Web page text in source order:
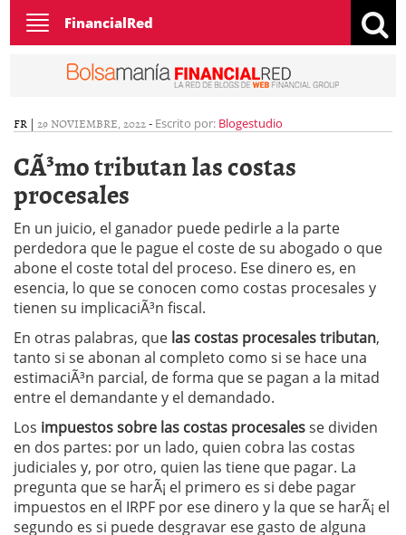
Toggle
navigation
FinancialRed
FR | 29 NOVIEMBRE, 2022- Escrito por: Blogestudio
CÃ³mo tributan las costas
procesales
En un juicio, el ganador puede pedirle a la parte
perdedora que le pague el coste de su abogado o que
abone el coste total del proceso. Ese dinero es, en
esencia, lo que se conocen como costas procesales y
tienen su implicaciÃ³n fiscal.
En otras palabras, que las costas procesales tributan,
tanto si se abonan al completo como si se hace una
estimaciÃ³n parcial, de forma que se pagan a la mitad
entre el demandante y el demandado.
Los impuestos sobre las costas procesalesse dividen
en dos partes: por un lado, quien cobra las costas
judiciales y, por otro, quien las tiene que pagar. La
pregunta que se harÃ¡ el primero es si debe pagar
impuestos en el IRPF por ese dinero y la que se harÃ¡ el
segundo es si puede desgravar ese gasto de alguna